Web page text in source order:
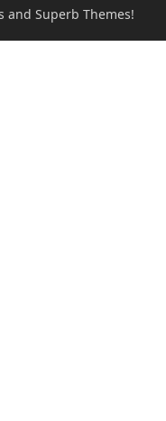
and Superb Themes!